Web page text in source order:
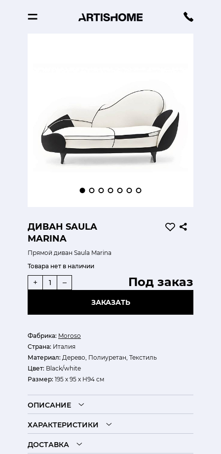
ДИВАН SAULA
MARINA
Прямой диван Saula Marina
Фабрика: Moroso
Страна: Италия
Материал: Дерево, Полиуретан, Текстиль
Цвет: Black/white
Размер: 195 х 95 х Н94 см
Товара нет в наличии
Под заказ
+ –
ЗАКАЗАТЬ
ОПИСАНИЕ
ХАРАКТЕРИСТИКИ
ДОСТАВКА